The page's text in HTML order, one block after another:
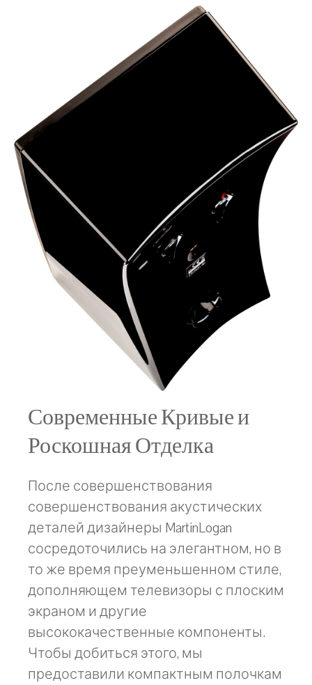
Современные Кривые и
Роскошная Отделка
После совершенствования
совершенствования акустических
деталей дизайнеры MartinLogan
сосредоточились на элегантном, но в
то же время преуменьшенном стиле,
дополняющем телевизоры с плоским
экраном и другие
высококачественные компоненты.
Чтобы добиться этого, мы
предоставили компактным полочкам